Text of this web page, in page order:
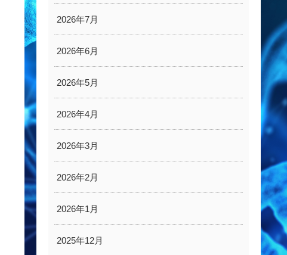
2026年7月
2026年6月
2026年5月
2026年4月
2026年3月
2026年2月
2026年1月
2025年12月